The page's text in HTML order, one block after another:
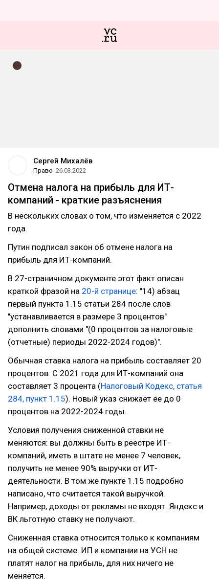
Сергей Михалёв
Право 26.03.2022
Отмена налога на прибыль для ИТ-
компаний - краткие разъяснения
В нескольких словах о том, что изменяется с 2022
года.
Путин подписал закон об отмене налога на
прибыль для ИТ-компаний.
В 27-страничном документе этот факт описан
краткой фразой на 20-й странице: "14) абзац
первый пункта 1.15 статьи 284 после слов
"устанавливается в размере 3 процентов"
дополнить словами "(0 процентов за налоговые
(отчетные) периоды 2022-2024 годов)".
Обычная ставка налога на прибыль составляет 20
процентов. С 2021 года для ИТ-компаний она
составляет 3 процента (Налоговый Кодекс, статья
284, пункт 1.15). Новый указ снижает ее до 0
процентов на 2022-2024 годы.
Условия получения сниженной ставки не
меняются: вы должны быть в реестре ИТ-
компаний, иметь в штате не менее 7 человек,
получить не менее 90% выручки от ИТ-
деятельности. В том же пункте 1.15 подробно
написано, что считается такой выручкой.
Например, доходы от рекламы не входят: Яндекс и
ВК льготную ставку не получают.
Сниженная ставка относится только к компаниям
на общей системе. ИП и компании на УСН не
платят налог на прибыль, для них ничего не
меняется.